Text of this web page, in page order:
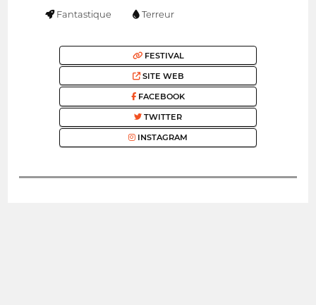
Fantastique Terreur
FESTIVAL
SITE WEB
FACEBOOK
TWITTER
INSTAGRAM